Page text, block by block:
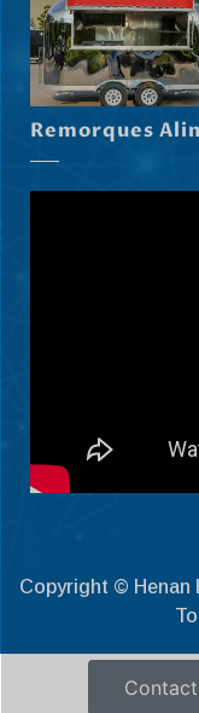
Remorques
Copyright © Henan